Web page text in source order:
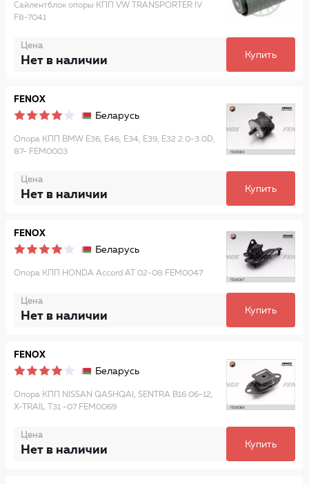
Сайлентблок опоры КПП VW TRANSPORTER IV
F8-7041
Цена
Нет в наличии Купить
FENOX
Беларусь
Опора КПП BMW Е36, Е46, Е34, E39, Е32 2.0-3.0D,
87- FEM0003
Цена
Нет в наличии Купить
FENOX
Беларусь
Опора КПП HONDA Accord AT 02-08 FEM0047
Цена
Нет в наличии Купить
FENOX
Беларусь
Опора КПП NISSAN QASHQAI, SENTRA B16 06-12,
X-TRAIL T31 -07 FEM0069
Цена
Нет в наличии Купить